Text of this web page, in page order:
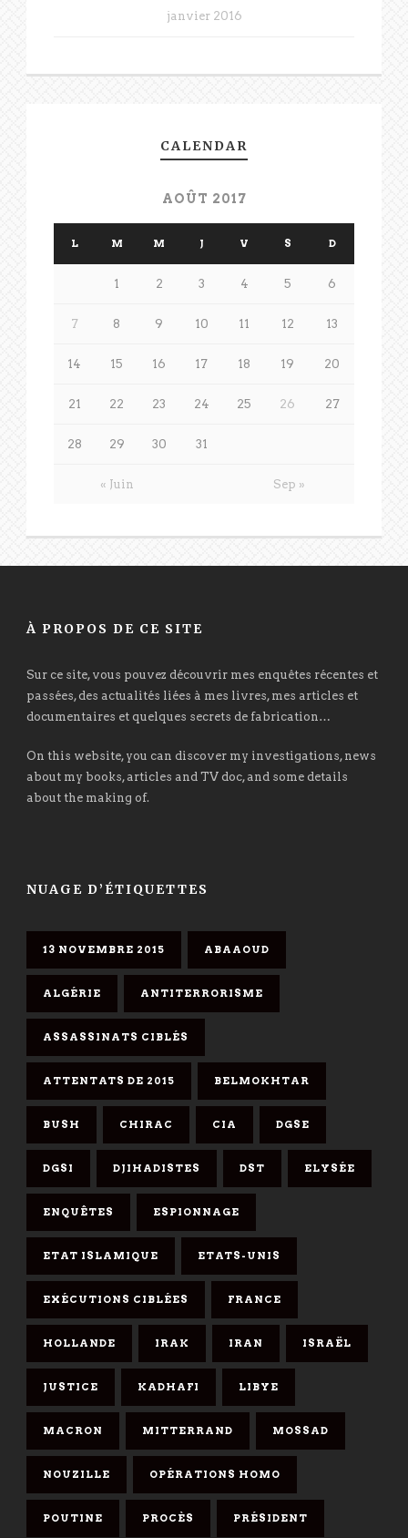
janvier 2016
CALENDAR
AOÛT 2017
L M M J V S D
« Juin Sep »
1 2 3 4 5 6
7 8 9 10 11 12 13
14 15 16 17 18 19 20
21 22 23 24 25 26 27
28 29 30 31
À PROPOS DE CE SITE
Sur ce site, vous pouvez découvrir mes enquêtes récentes et
passées, des actualités liées à mes livres, mes articles et
documentaires et quelques secrets de fabrication…
On this website, you can discover my investigations, news
about my books, articles and TV doc, and some details
about the making of.
NUAGE D’ÉTIQUETTES
13 NOVEMBRE 2015 ABAAOUD
ALGÉRIE ANTITERRORISME
ASSASSINATS CIBLÉS
ATTENTATS DE 2015 BELMOKHTAR
BUSH CHIRAC CIA DGSE
DGSI DJIHADISTES DST ELYSÉE
ENQUÊTES ESPIONNAGE
ETAT ISLAMIQUE ETATS-UNIS
EXÉCUTIONS CIBLÉES FRANCE
HOLLANDE IRAK IRAN ISRAËL
JUSTICE KADHAFI LIBYE
MACRON MITTERRAND MOSSAD
NOUZILLE OPÉRATIONS HOMO
POUTINE PROCÈS PRÉSIDENT